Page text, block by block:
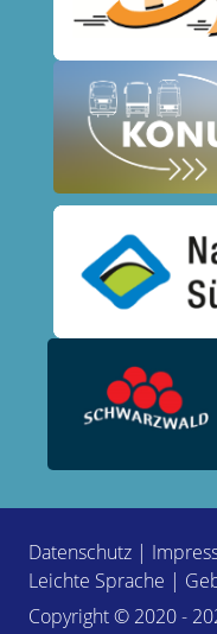
Datenschutz |
Leichte Sprache |
Copyright © 2020 -